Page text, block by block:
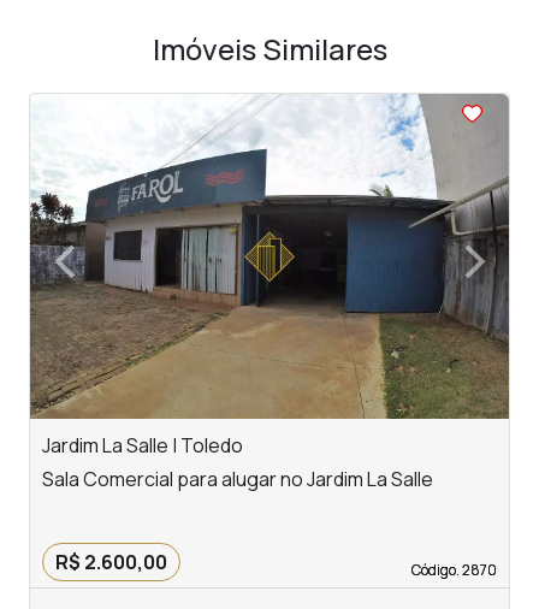
Imóveis Similares
‹Previous ›
Next
Jardim La Salle | Toledo
Código. 2870
Código. 2870
Sala Comercial para alugar no Jardim La Salle
R$ 2.600,00